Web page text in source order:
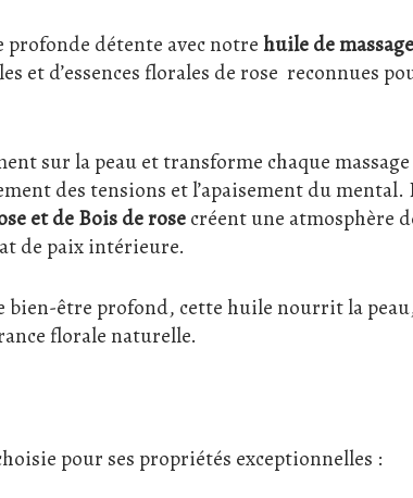
détente avec notrehuile de
et d’essences florales de rose reconnues
sur la peau et transforme chaque
des tensions et l’apaisement du mental.
et de Bois de rosecréent une atmosphère
de paix intérieure.
être profond, cette huile nourrit la
florale naturelle.
pour ses propriétés exceptionnelles :